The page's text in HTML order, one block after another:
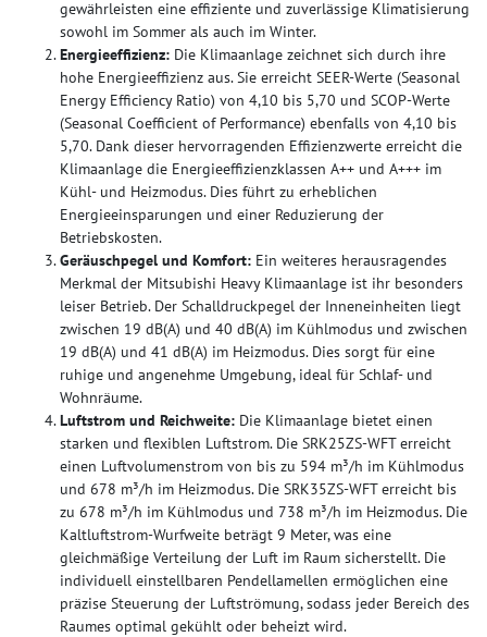
gewährleisten eine effiziente und zuverlässige Klimatisierung
sowohl im Sommer als auch im Winter.
Energieeffizienz: Die Klimaanlage zeichnet sich durch ihre
hohe Energieeffizienz aus. Sie erreicht SEER-Werte (Seasonal
Energy Efficiency Ratio) von 4,10 bis 5,70 und SCOP-Werte
(Seasonal Coefficient of Performance) ebenfalls von 4,10 bis
5,70. Dank dieser hervorragenden Effizienzwerte erreicht die
Klimaanlage die Energieeffizienzklassen A++ und A+++ im
Kühl- und Heizmodus. Dies führt zu erheblichen
Energieeinsparungen und einer Reduzierung der
Betriebskosten.
Geräuschpegel und Komfort: Ein weiteres herausragendes
Merkmal der Mitsubishi Heavy Klimaanlage ist ihr besonders
leiser Betrieb. Der Schalldruckpegel der Inneneinheiten liegt
zwischen 19 dB(A) und 40 dB(A) im Kühlmodus und zwischen
19 dB(A) und 41 dB(A) im Heizmodus. Dies sorgt für eine
ruhige und angenehme Umgebung, ideal für Schlaf- und
Wohnräume.
Luftstrom und Reichweite: Die Klimaanlage bietet einen
starken und flexiblen Luftstrom. Die SRK25ZS-WFT erreicht
einen Luftvolumenstrom von bis zu 594 m³/h im Kühlmodus
und 678 m³/h im Heizmodus. Die SRK35ZS-WFT erreicht bis
zu 678 m³/h im Kühlmodus und 738 m³/h im Heizmodus. Die
Kaltluftstrom-Wurfweite beträgt 9 Meter, was eine
gleichmäßige Verteilung der Luft im Raum sicherstellt. Die
individuell einstellbaren Pendellamellen ermöglichen eine
präzise Steuerung der Luftströmung, sodass jeder Bereich des
Raumes optimal gekühlt oder beheizt wird.